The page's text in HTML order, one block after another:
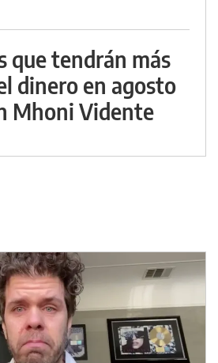
que tendrán más
dinero en agosto
Mhoni Vidente